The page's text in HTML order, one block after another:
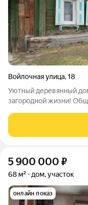
Войлочная улица,18
Уютный деревянный дом в
загородной жизни!
дома: Просторная гостиная 25 кв.м
семейных посиделок 3
5 900 000 ₽
68 м² дом, участок
онлайн показ